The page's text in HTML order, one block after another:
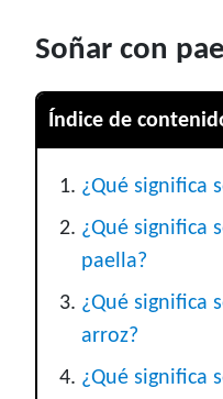
Soñar con
Índice de
¿Qué significa
¿Qué significa
paella?
¿Qué significa
arroz?
¿Qué significa